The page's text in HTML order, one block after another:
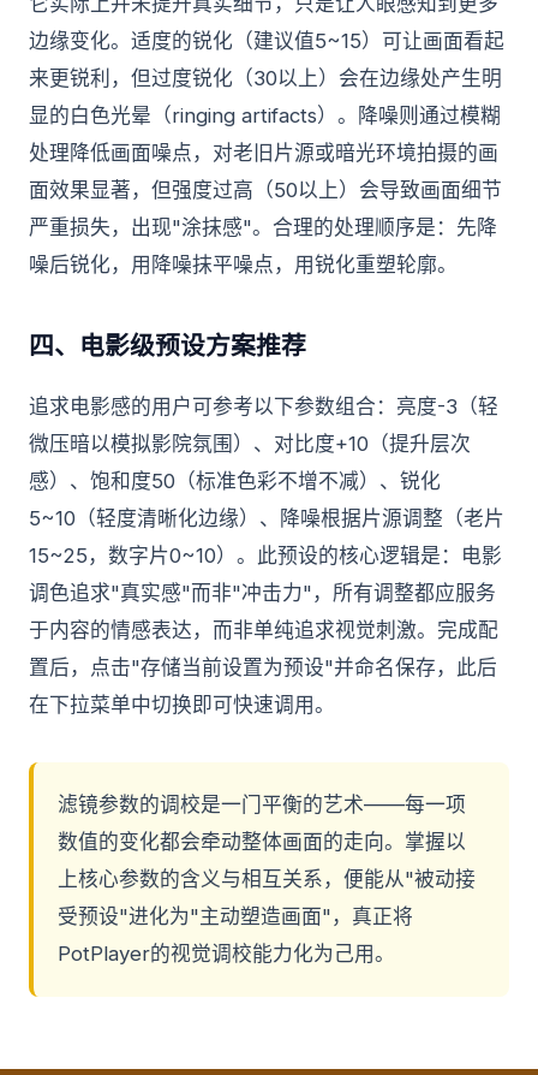
边缘变化。适度的锐化（建议值5~15）可让画面看起
来更锐利，但过度锐化（30以上）会在边缘处产生明
显的白色光晕（ringing artifacts）。降噪则通过模糊
处理降低画面噪点，对老旧片源或暗光环境拍摄的画
面效果显著，但强度过高（50以上）会导致画面细节
严重损失，出现"涂抹感"。合理的处理顺序是：先降
噪后锐化，用降噪抹平噪点，用锐化重塑轮廓。
四、电影级预设方案推荐
追求电影感的用户可参考以下参数组合：亮度-3（轻
微压暗以模拟影院氛围）、对比度+10（提升层次
感）、饱和度50（标准色彩不增不减）、锐化
5~10（轻度清晰化边缘）、降噪根据片源调整（老片
15~25，数字片0~10）。此预设的核心逻辑是：电影
调色追求"真实感"而非"冲击力"，所有调整都应服务
于内容的情感表达，而非单纯追求视觉刺激。完成配
置后，点击"存储当前设置为预设"并命名保存，此后
在下拉菜单中切换即可快速调用。
滤镜参数的调校是一门平衡的艺术——每一项
数值的变化都会牵动整体画面的走向。掌握以
上核心参数的含义与相互关系，便能从"被动接
受预设"进化为"主动塑造画面"，真正将
PotPlayer的视觉调校能力化为己用。